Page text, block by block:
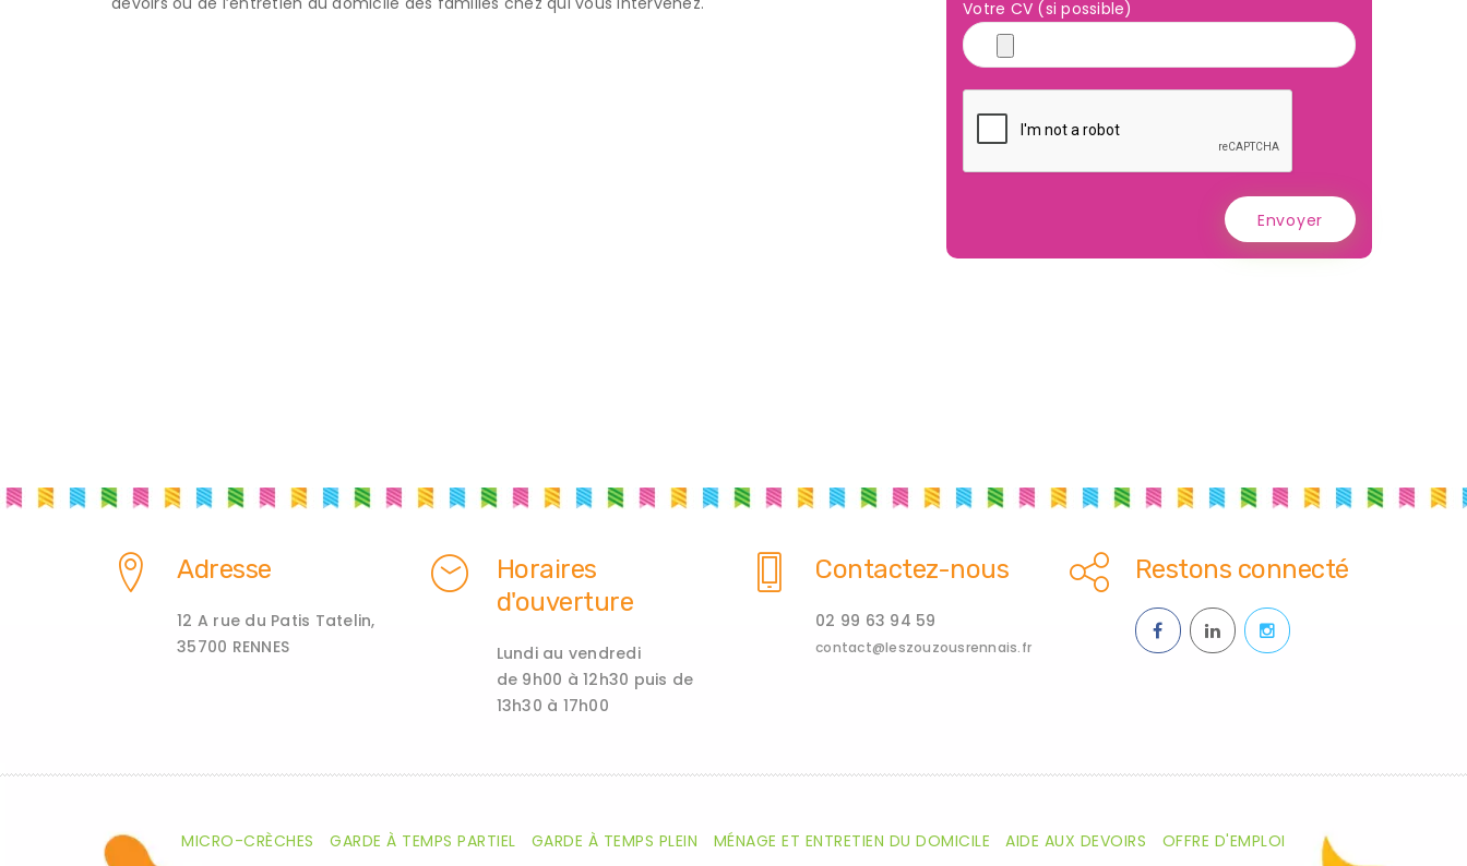
Votre CV (si possible)
Envoyer
Adresse
12 A rue du Patis Tatelin,
35700 RENNES
Horaires
d'ouverture
Lundi au vendredi
de 9h00 à 12h30 puis de
13h30 à 17h00
Contactez-nous
02 99 63 94 59
contact@leszouzousrennais.fr
Restons connecté
MICRO-CRÈCHES GARDE À TEMPS PARTIEL GARDE À TEMPS PLEIN MÉNAGE ET ENTRETIEN DU DOMICILE AIDE AUX DEVOIRS OFFRE D'EMPLOI